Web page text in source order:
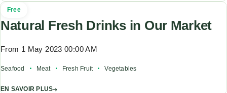
Free
Natural Fresh Drinks in Our Market
From 1 May 2023 00:00 AM
Seafood Meat Fresh Fruit Vegetables
EN SAVOIR PLUS